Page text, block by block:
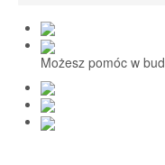
1,5% i darowizny
Nasi Beneficjenci
Ośrodek Reh-Szkol
Sprawozdania
Możesz pomóc w